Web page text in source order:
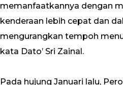
memanfaatkannya dengan
kenderaan lebih cepat dan
mengurangkan tempoh
kata Dato’ Sri Zainal.
Pada hujung Januari lalu,